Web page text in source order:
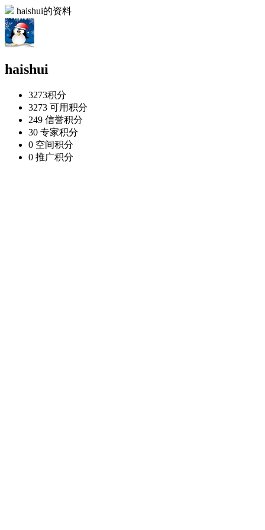
haishui的资料
haishui
3273积分
3273 可用积分
249 信誉积分
30 专家积分
0 空间积分
0 推广积分